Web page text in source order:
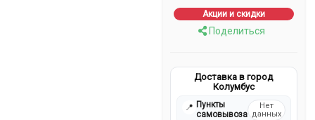
Акции и скидки
Поделиться
Доставка в город
Колумбус
📍 Пункты
самовывоза
Нет
данных